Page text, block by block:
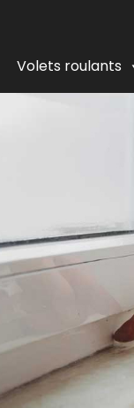
Volets roulants